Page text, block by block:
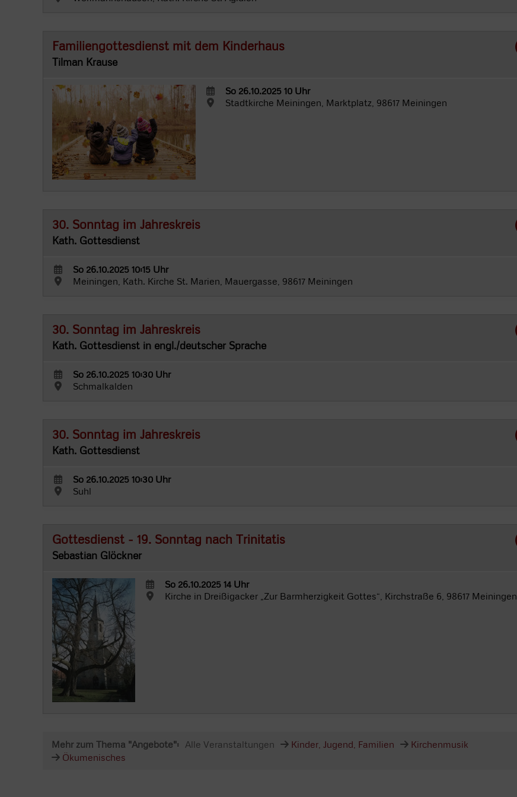
Familiengottesdienst mit dem Kinderhaus
Tilman Krause
So 26.10.2025 10 Uhr
Stadtkirche Meiningen, Marktplatz, 98617 Meiningen
30. Sonntag im Jahreskreis
Kath. Gottesdienst
So 26.10.2025 10:15 Uhr
Meiningen, Kath. Kirche St. Marien, Mauergasse, 98617 Meiningen
30. Sonntag im Jahreskreis
Kath. Gottesdienst in engl./deutscher Sprache
So 26.10.2025 10:30 Uhr
Schmalkalden
30. Sonntag im Jahreskreis
Kath. Gottesdienst
So 26.10.2025 10:30 Uhr
Suhl
Gottesdienst - 19. Sonntag nach Trinitatis
Sebastian Glöckner
So 26.10.2025 14 Uhr
Kirche in Dreißigacker „Zur Barmherzigkeit Gottes“, Kirchstraße 6, 98617 Meiningen
Mehr zum Thema "Angebote": Alle Veranstaltungen Kinder, Jugend, Familien
Kirchenmusik
Ökumenisches